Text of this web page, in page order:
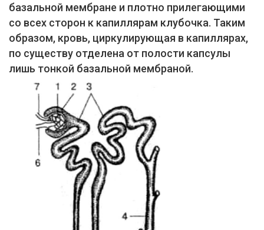
базальной мембране и плотно прилегающими
со всех сторон к капиллярам клубочка. Таким
образом, кровь, циркулирующая в капиллярах,
по существу отделена от полости капсулы
лишь тонкой базальной мембраной.